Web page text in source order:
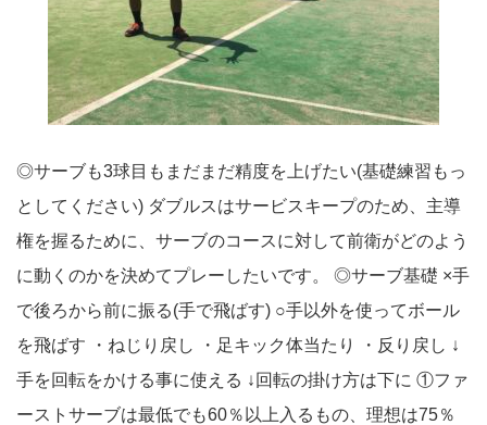
◎サーブも3球目もまだまだ精度を上げたい(基礎練習もっ
としてください) ダブルスはサービスキープのため、主導
権を握るために、サーブのコースに対して前衛がどのよう
に動くのかを決めてプレーしたいです。 ◎サーブ基礎 ×手
で後ろから前に振る(手で飛ばす) ○手以外を使ってボール
を飛ばす ・ねじり戻し ・足キック体当たり ・反り戻し ↓
手を回転をかける事に使える ↓回転の掛け方は下に ①ファ
ーストサーブは最低でも60％以上入るもの、理想は75％